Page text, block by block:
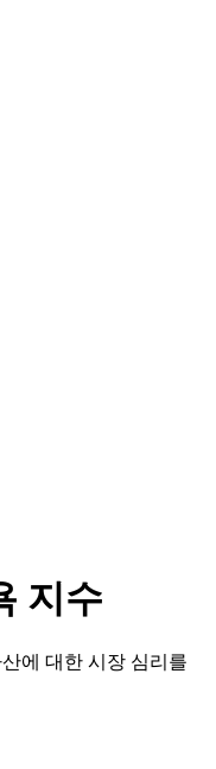
지수
에 대한 시장 심리를